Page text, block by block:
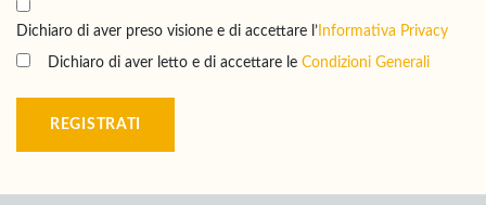
Dichiaro di aver preso visione e di accettare l’ Informativa Privacy
Dichiaro di aver letto e di accettare le Condizioni Generali
REGISTRATI